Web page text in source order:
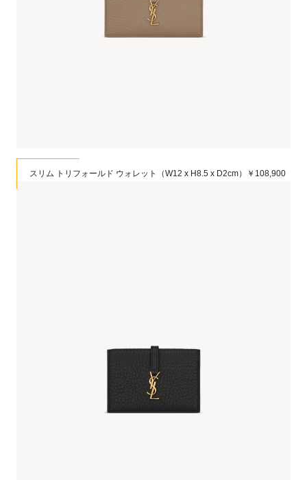
スリム トリフォールド ウォレット（W12 x H8.5 x D2cm）￥108,900